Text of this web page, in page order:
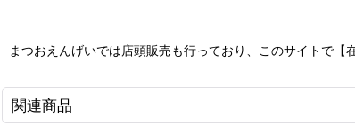
まつおえんげいでは店頭販売も行っており、このサイトで
関連商品